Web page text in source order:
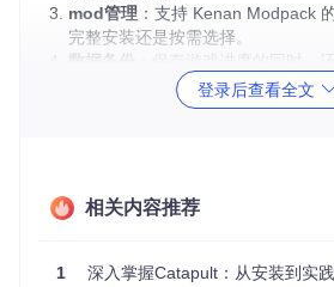
mod管理 ：支持 Kenan Modpack
完整安装还是按需选择。
数据备份
：保存游戏进度的同时，
也不怕丢失辛苦的游戏进度了。
：调整字体，适应不同
示，也可手动调整缩放比例。
登录后查看全文
相关内容推荐
1 深入掌握Catapult：从安装到实